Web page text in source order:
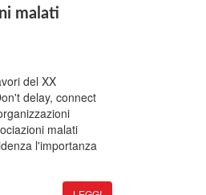
malati
del XX
delay, connect
malati
l'importanza